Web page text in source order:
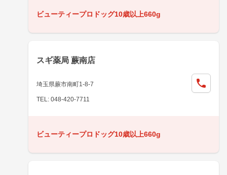
ビューティープロドッグ10歳以上660g
スギ薬局 蕨南店
埼玉県蕨市南町1-8-7
TEL: 048-420-7711
ビューティープロドッグ10歳以上660g